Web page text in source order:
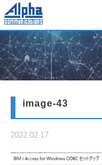
image-43
2022.02.17